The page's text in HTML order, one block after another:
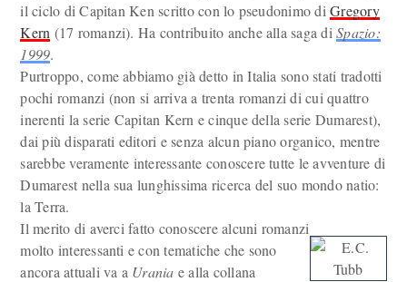
il ciclo di Capitan Ken scritto con lo pseudonimo diGregory
Kern (17 romanzi). Ha contribuito anche alla saga diSpazio:
1999.
Purtroppo, come abbiamo già detto in Italia sono stati tradotti
pochi romanzi (non si arriva a trenta romanzi di cui quattro
inerenti la serie Capitan Kern e cinque della serie Dumarest),
dai più disparati editori e senza alcun piano organico, mentre
sarebbe veramente interessante conoscere tutte le avventure di
Dumarest nella sua lunghissima ricerca del suo mondo natio:
la Terra.
Il merito di averci fatto conoscere alcuni romanzi
molto interessanti e con tematiche che sono
ancora attuali va a Urania e alla collana